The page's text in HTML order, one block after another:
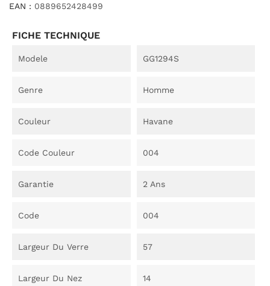
EAN : 0889652428499
FICHE TECHNIQUE
Modele GG1294S
Genre Homme
Couleur Havane
Code Couleur 004
Garantie 2 Ans
Code 004
Largeur Du Verre 57
Largeur Du Nez 14